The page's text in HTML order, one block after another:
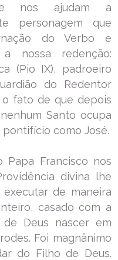
nos ajudam a
personagem que
do Verbo e
a nossa redenção:
(Pio IX), padroeiro
do Redentor
o fato de que depois
Santo ocupa
como José.
Papa Francisco nos
divina lhe
de maneira
casado com a
Deus nascer em
Foi magnânimo
do Filho de Deus.